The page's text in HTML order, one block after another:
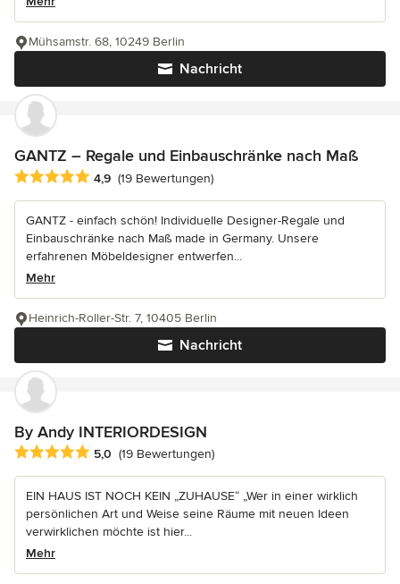
Nachricht
Mühsamstr. 68, 10249 Berlin
GANTZ – Regale und Einbauschränke nach Maß
Durchschnittliche Bewertung: 4.9 von 5 Sternen
4,9 (19 Bewertungen)
GANTZ - einfach schön! Individuelle Designer-Regale und
Einbauschränke nach Maß made in Germany. Unsere
erfahrenen Möbeldesigner entwerfen...
Mehr
Nachricht
Heinrich-Roller-Str. 7, 10405 Berlin
By Andy INTERIORDESIGN
Durchschnittliche Bewertung: 5 von 5 Sternen
5,0 (19 Bewertungen)
EIN HAUS IST NOCH KEIN „ZUHAUSE“ „Wer in einer wirklich
persönlichen Art und Weise seine Räume mit neuen Ideen
verwirklichen möchte ist hier...
Mehr